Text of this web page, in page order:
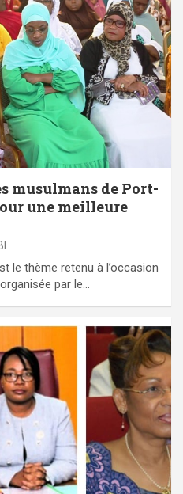
musulmans de Port-
une meilleure
le thème retenu à l’occasion
par le…